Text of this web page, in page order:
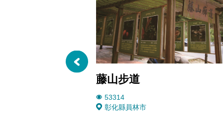
藤山步道
53314
彰化縣員林市